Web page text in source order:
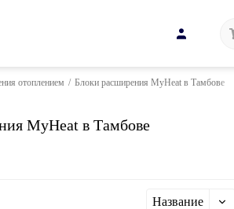
отоплением / Блоки расширения MyHeat в Тамбове
MyHeat в Тамбове
Название